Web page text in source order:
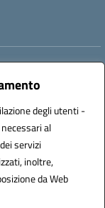
degli utenti -
al
servizi
inoltre,
da Web